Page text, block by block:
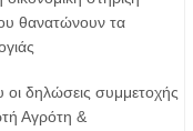
θανατώνουν τα
δηλώσεις συμμετοχής
Αγρότη &